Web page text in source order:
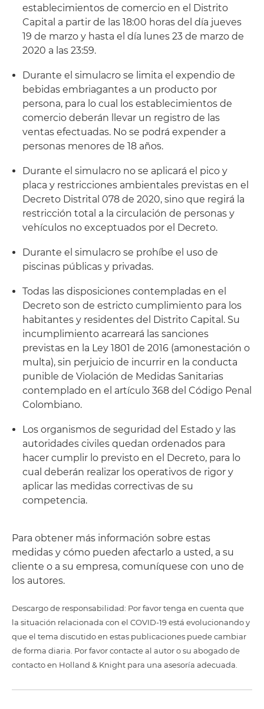
establecimientos de comercio en el Distrito
Capital a partir de las 18:00 horas del día jueves
19 de marzo y hasta el día lunes 23 de marzo de
2020 a las 23:59.
Durante el simulacro se limita el expendio de
bebidas embriagantes a un producto por
persona, para lo cual los establecimientos de
comercio deberán llevar un registro de las
ventas efectuadas. No se podrá expender a
personas menores de 18 años.
Durante el simulacro no se aplicará el pico y
placa y restricciones ambientales previstas en el
Decreto Distrital 078 de 2020, sino que regirá la
restricción total a la circulación de personas y
vehículos no exceptuados por el Decreto.
Durante el simulacro se prohíbe el uso de
piscinas públicas y privadas.
Todas las disposiciones contempladas en el
Decreto son de estricto cumplimiento para los
habitantes y residentes del Distrito Capital. Su
incumplimiento acarreará las sanciones
previstas en la Ley 1801 de 2016 (amonestación o
multa), sin perjuicio de incurrir en la conducta
punible de Violación de Medidas Sanitarias
contemplado en el artículo 368 del Código Penal
Colombiano.
Los organismos de seguridad del Estado y las
autoridades civiles quedan ordenados para
hacer cumplir lo previsto en el Decreto, para lo
cual deberán realizar los operativos de rigor y
aplicar las medidas correctivas de su
competencia.
Para obtener más información sobre estas
medidas y cómo pueden afectarlo a usted, a su
cliente o a su empresa, comuníquese con uno de
los autores.
Descargo de responsabilidad: Por favor tenga en cuenta que
la situación relacionada con el COVID-19 está evolucionando y
que el tema discutido en estas publicaciones puede cambiar
de forma diaria. Por favor contacte al autor o su abogado de
contacto en Holland & Knight para una asesoría adecuada.